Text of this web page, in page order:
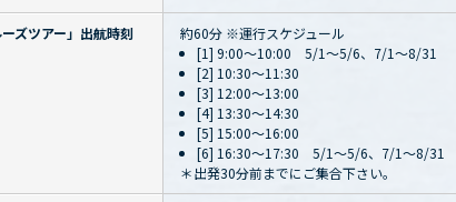
ズツアー」出航時刻
約60分 ※運行スケジュール
[1] 9:00～10:00 5/1～5/6、7/1～8/31
[2] 10:30～11:30
[3] 12:00～13:00
[4] 13:30～14:30
[5] 15:00～16:00
[6] 16:30～17:30 5/1～5/6、7/1～8/31
＊出発30分前までにご集合下さい。